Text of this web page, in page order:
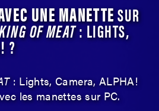
UNE MANETTESUR
OF MEAT: LIGHTS,
?
: Lights, Camera, ALPHA!
les manettes sur PC.